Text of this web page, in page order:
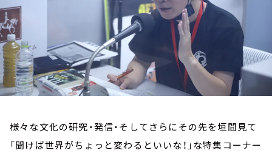
様々な文化の研究・発信・そしてさらにその先を垣間見て
「聞けば世界がちょっと変わるといいな！」な特集コーナー